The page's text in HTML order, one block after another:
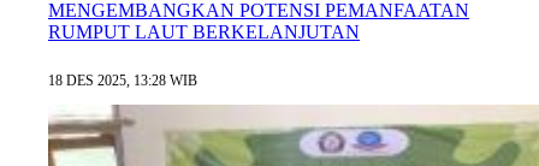
MENGEMBANGKAN POTENSI PEMANFAATAN
RUMPUT LAUT BERKELANJUTAN
18 DES 2025, 13:28 WIB